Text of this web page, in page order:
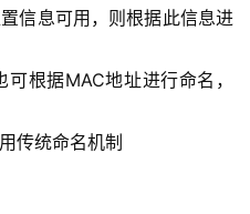
信息可用，则根据此信息进
根据MAC地址进行命名，
传统命名机制